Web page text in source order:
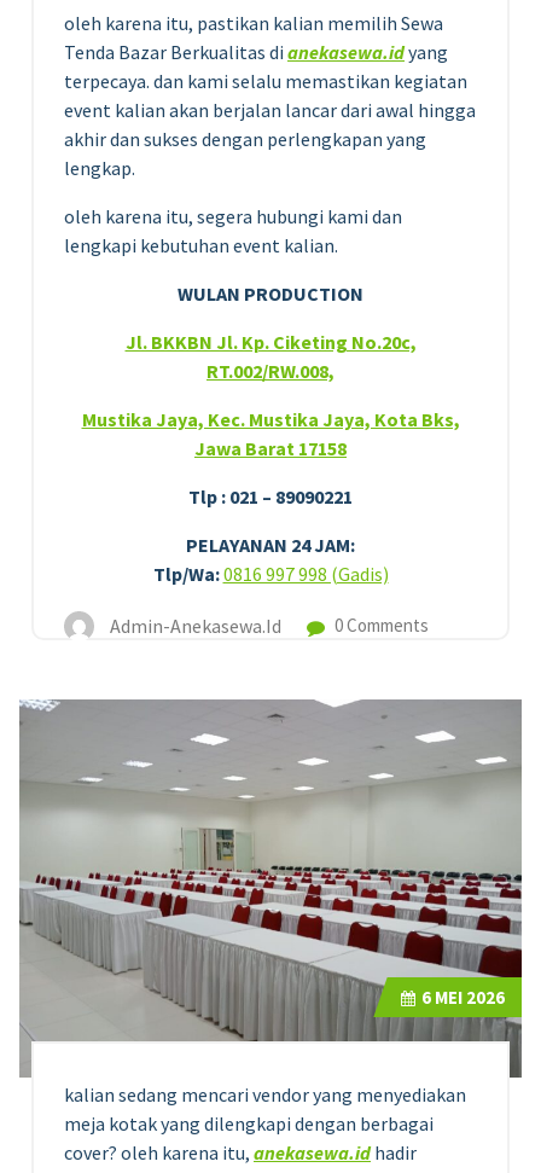
oleh karena itu, pastikan kalian memilih Sewa
Tenda Bazar Berkualitas di anekasewa.idyang
terpecaya. dan kami selalu memastikan kegiatan
event kalian akan berjalan lancar dari awal hingga
akhir dan sukses dengan perlengkapan yang
lengkap.
oleh karena itu, segera hubungi kami dan
lengkapi kebutuhan event kalian.
WULAN PRODUCTION
Jl. BKKBN Jl. Kp. Ciketing No.20c,
RT.002/RW.008,
Mustika Jaya, Kec. Mustika Jaya, Kota Bks,
Jawa Barat 17158
Tlp : 021 – 89090221
PELAYANAN 24 JAM:
Tlp/Wa:0816 997 998 (Gadis)
Admin-Anekasewa.id 0 Comments
kalian sedang mencari vendor yang menyediakan
meja kotak yang dilengkapi dengan berbagai
cover? oleh karena itu, anekasewa.idhadir
6 MEI 2026